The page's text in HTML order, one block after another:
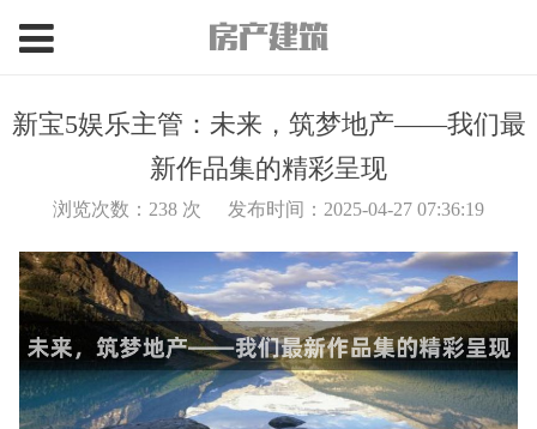
新宝5娱乐主管：未来，筑梦地产——我们最
新作品集的精彩呈现
浏览次数： 238 次 发布时间：2025-04-27 07:36:19